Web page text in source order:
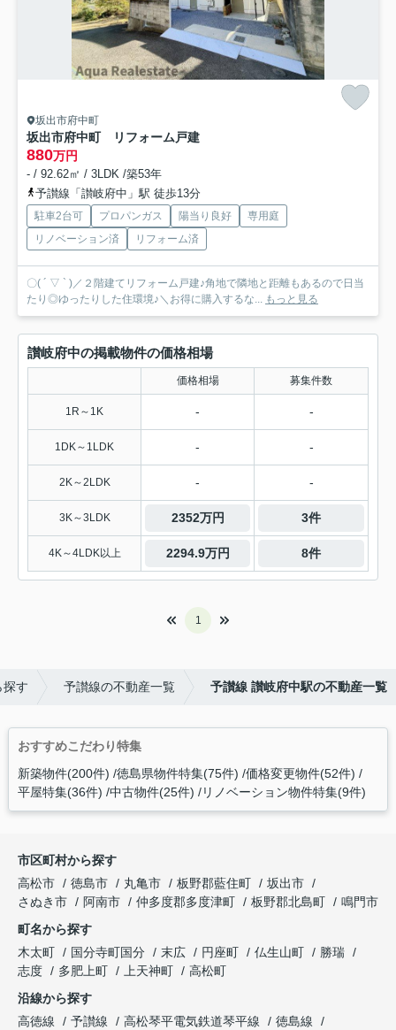
坂出市府中町
坂出市府中町 リフォーム戸建
880万円
- / 92.62㎡ / 3LDK /築53年
予讃線「讃岐府中」駅 徒歩13分
駐車2台可 プロパンガス 陽当り良好
専用庭
リノベーション済
リフォーム済
〇( ´ ▽ ` )／２階建てリフォーム戸建♪角地で隣地と距離もあるので日当
たり◎ゆったりした住環境♪＼お得に購入するな... もっと見る
讃岐府中の掲載物件の価格相場
価格相場 募集件数
1R～1K - -
1DK～1LDK - -
2K～2LDK - -
3K～3LDK 2352万円 3件
4K～4LDK以上 2294.9万円 8件
1
探す 予讃線の不動産一覧 予讃線 讃岐府中駅の不動産一覧
おすすめこだわり特集
新築物件(200件) 徳島県物件特集(75件) 価格変更物件(52件)
平屋特集(36件) 中古物件(25件) リノベーション物件特集(9件)
市区町村から探す
高松市
徳島市 丸亀市 板野郡藍住町
坂出市
さぬき市
阿南市 仲多度郡多度津町 板野郡北島町
鳴門市
町名から探す
木太町
国分寺町国分 末広 円座町 仏生山町
勝瑞
志度
多肥上町 上天神町
高松町
沿線から探す
高徳線
予讃線 高松琴平電気鉄道琴平線
徳島線